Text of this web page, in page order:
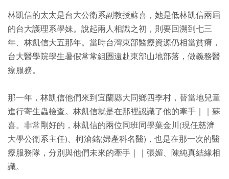
林凱信的太太是台大公衛系副教授蘇喜，她是低林凱信兩屆
的台大護理系學妹。說起兩人相識之初，則要回溯到七三
年、林凱信大五那年。當時台灣東部醫療資源仍相當貧瘠，
台大醫學院學生暑假常常組團遠赴東部山地部落，做義務醫
療服務。
那一年，林凱信他們來到宜蘭縣大同鄉四季村，替當地兒童
進行寄生蟲檢查。林凱信就是在那裡認識了他的牽手｜｜蘇
喜。非常剛好的，林凱信的兩位同班同學葉金川(現任慈濟
大學公衛系主任)、柯滄銘(婦產科名醫)，也是在那一次的醫
療服務隊，分別與他們未來的牽手｜｜張媚、陳純真結緣相
識。